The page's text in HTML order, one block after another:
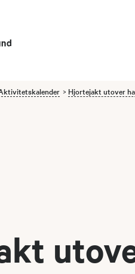
Hjortejakt utover